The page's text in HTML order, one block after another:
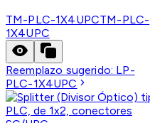
TM-PLC-1X4UPCTM-PLC-
1X4UPC
Reemplazo sugerido: LP-
PLC-1X4UPC